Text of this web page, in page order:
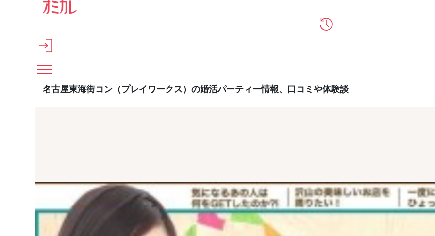
メインコンテンツへスキップ
名古屋東海街コン（プレイワークス）の婚活パーティー情報、口コミや体験談